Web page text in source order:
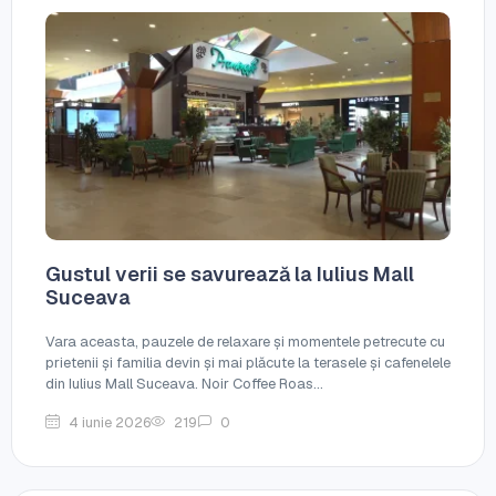
Gustul verii se savurează la Iulius Mall
Suceava
Vara aceasta, pauzele de relaxare și momentele petrecute cu
prietenii și familia devin și mai plăcute la terasele și cafenelele
din Iulius Mall Suceava. Noir Coffee Roas...
4 iunie 2026 219 0